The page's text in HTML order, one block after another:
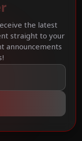
the latest
straight to your
announcements